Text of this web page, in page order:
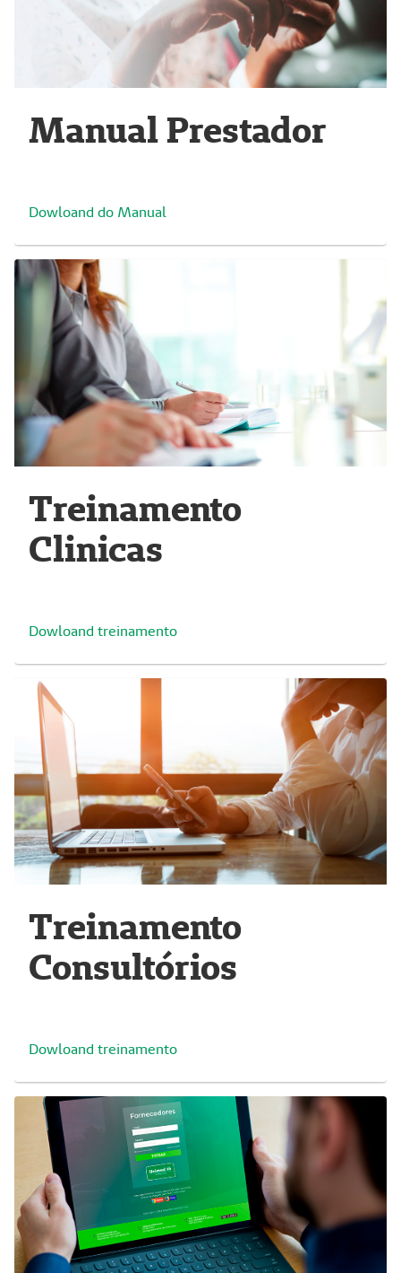
Manual Prestador
Dowloand do Manual
Treinamento
Clinicas
Dowloand treinamento
Treinamento
Consultórios
Dowloand treinamento